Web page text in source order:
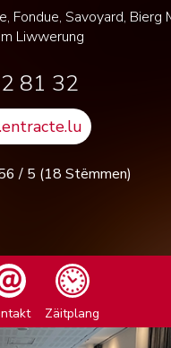
Savoyard, Bierg
Liwwerung
81 32
/ 5 (18 Stëmmen)
Zäitplang